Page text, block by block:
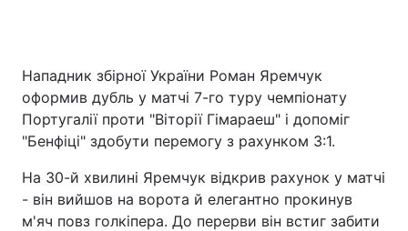
Нападник збірної України Роман Яремчук
оформив дубль у матчі 7-го туру чемпіонату
Португалії проти "Віторії Гімараеш" і допоміг
"Бенфіці" здобути перемогу з рахунком 3:1.
На 30-й хвилині Яремчук відкрив рахунок у матчі
- він вийшов на ворота й елегантно прокинув
м'яч повз голкіпера. До перерви він встиг забити